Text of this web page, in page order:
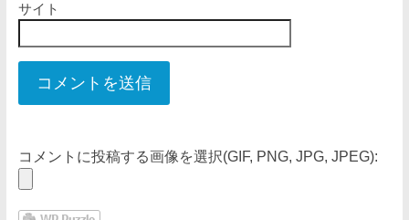
サイト
コメントに投稿する画像を選択(GIF, PNG, JPG, JPEG):